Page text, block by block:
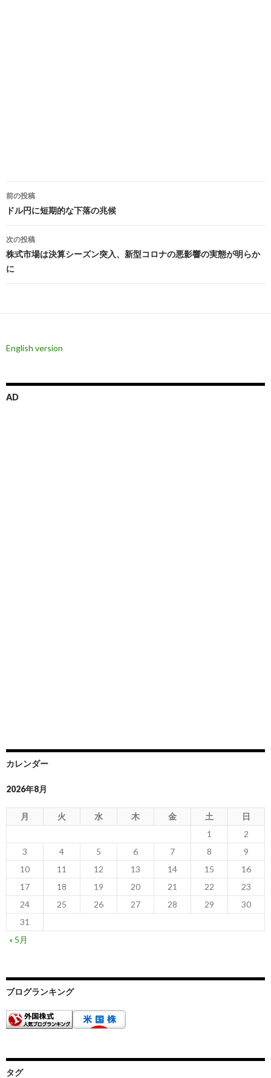
投
稿
ナ
ビ
ゲ
シ
前の投稿
ドル円に短期的な下落の兆候
次の投稿
株式市場は決算シーズン突入、新型コロナの悪影響の実態が明らか
に
English version
AD
カレンダー
2026年8月
月 火 水 木 金 土
日
1
2
3
4 5 6 7 8
9
10
11 12 13 14 15
16
17
18 19 20 21 22
23
24
25 26 27 28 29
30
31
« 5月
ブログランキング
タグ